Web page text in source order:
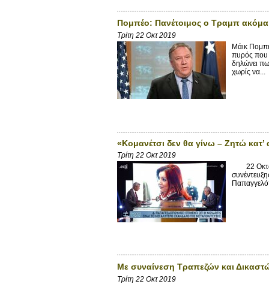
Πομπέο: Πανέτοιμος ο Τραμπ ακόμα
Τρίτη 22 Οκτ 2019
Μάικ
πυρός που
δηλώνει
χωρίς να...
«Κομανέτσι δεν θα γίνω – Ζητώ
Τρίτη 22 Οκτ 2019
22
Με συναίνεση Τραπεζών και
Τρίτη 22 Οκτ 2019